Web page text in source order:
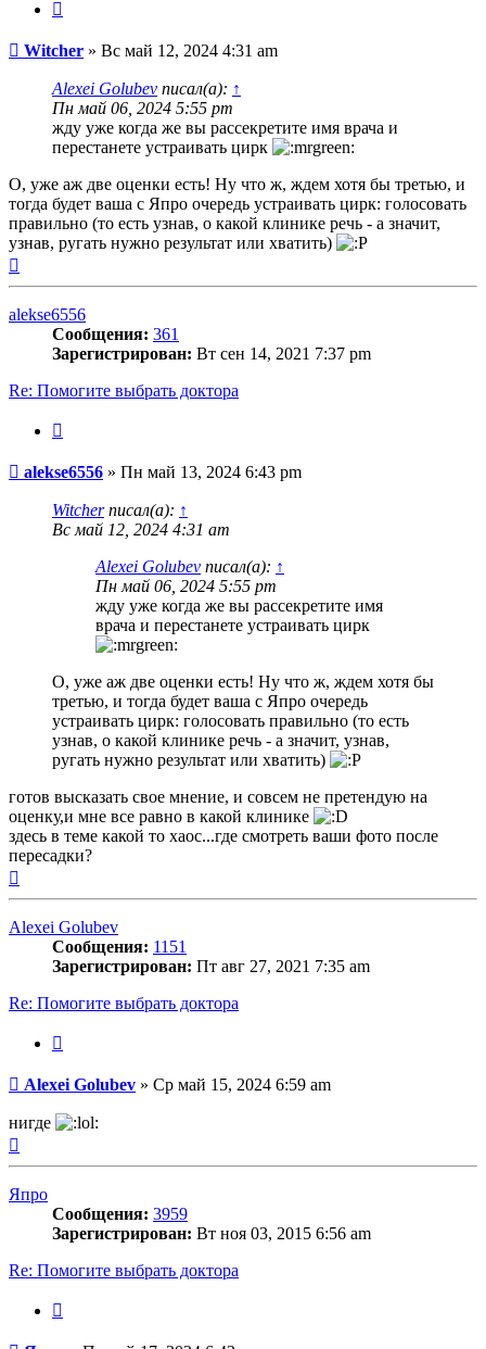
Сообщение
Witcher » Вс май 12, 2024 4:31 am
Alexei Golubev писал(а): ↑
Пн май 06, 2024 5:55 pm
жду уже когда же вы рассекретите имя врача и
перестанете устраивать цирк
О, уже аж две оценки есть! Ну что ж, ждем хотя бы третью, и
тогда будет ваша с Япро очередь устраивать цирк: голосовать
правильно (то есть узнав, о какой клинике речь - а значит,
узнав, ругать нужно результат или хватить)
alekse6556
Сообщения: 361
Зарегистрирован: Вт сен 14, 2021 7:37 pm
Re: Помогите выбрать доктора
Сообщение
alekse6556 » Пн май 13, 2024 6:43 pm
Witcherписал(а): ↑
Вс май 12, 2024 4:31 am
Alexei Golubev писал(а): ↑
Пн май 06, 2024 5:55 pm
жду уже когда же вы рассекретите имя
врача и перестанете устраивать цирк
О, уже аж две оценки есть! Ну что ж, ждем хотя бы
третью, и тогда будет ваша с Япро очередь
устраивать цирк: голосовать правильно (то есть
узнав, о какой клинике речь - а значит, узнав,
ругать нужно результат или хватить)
готов высказать свое мнение, и совсем не претендую на
оценку,и мне все равно в какой клинике
здесь в теме какой то хаос...где смотреть ваши фото после
пересадки?
Alexei Golubev
Сообщения: 1151
Зарегистрирован: Пт авг 27, 2021 7:35 am
Re: Помогите выбрать доктора
Сообщение
Alexei Golubev » Ср май 15, 2024 6:59 am
нигде
Япро
Сообщения: 3959
Зарегистрирован: Вт ноя 03, 2015 6:56 am
Re: Помогите выбрать доктора